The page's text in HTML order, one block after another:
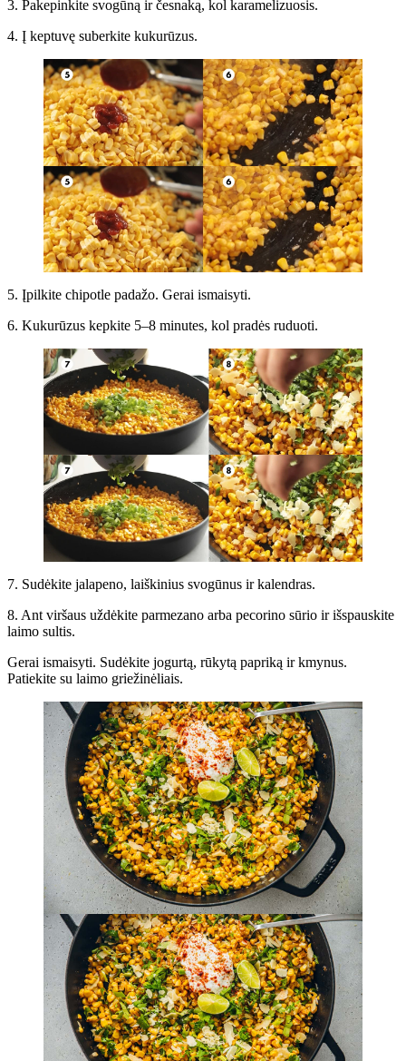
3. Pakepinkite svogūną ir česnaką, kol karamelizuosis.
4. Į keptuvę suberkite kukurūzus.
5. Įpilkite chipotle padažo. Gerai ismaisyti.
6. Kukurūzus kepkite 5–8 minutes, kol pradės ruduoti.
7. Sudėkite jalapeno, laiškinius svogūnus ir kalendras.
8. Ant viršaus uždėkite parmezano arba pecorino sūrio ir išspauskite
laimo sultis.
Gerai ismaisyti. Sudėkite jogurtą, rūkytą papriką ir kmynus.
Patiekite su laimo griežinėliais.